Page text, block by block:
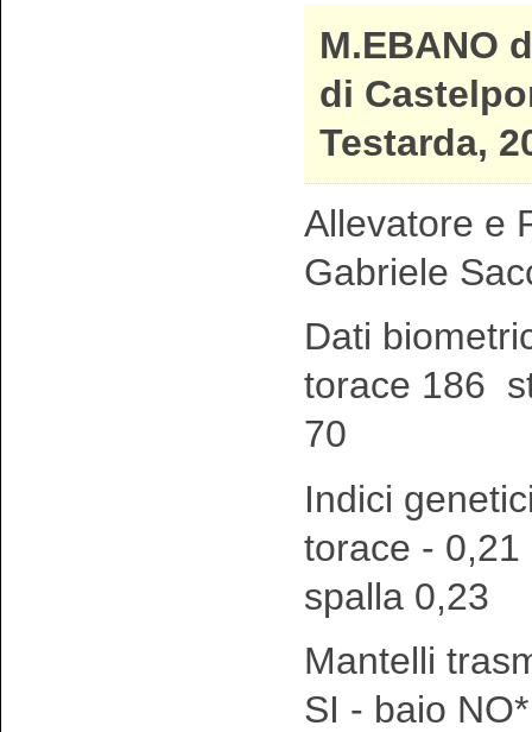
M.EBANO
di
Testarda,
Allevatore e
Gabriele
Dati
torace 186
70
Indici
torace -
spalla 0,23
Mantelli
SI - baio